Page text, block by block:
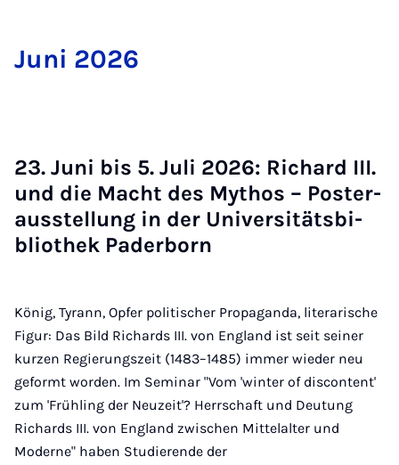
Ju­ni 2026
23. Ju­ni bis 5. Ju­li 2026: Ri­chard III.
und die Macht des My­thos – Pos­ter­
ausstel­lung in der Uni­ver­si­täts­bi­
blio­thek Pa­der­born
König, Tyrann, Opfer politischer Propaganda, literarische
Figur: Das Bild Richards III. von England ist seit seiner
kurzen Regierungszeit (1483–1485) immer wieder neu
geformt worden. Im Seminar "Vom 'winter of discontent'
zum 'Frühling der Neuzeit'? Herrschaft und Deutung
Richards III. von England zwischen Mittelalter und
Moderne" haben Studierende der